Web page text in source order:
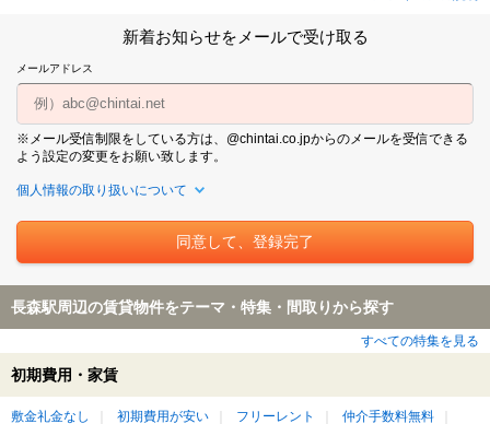
新着お知らせをメールで受け取る
メールアドレス
※メール受信制限をしている方は、@chintai.co.jpからのメールを受信できる
よう設定の変更をお願い致します。
個人情報の取り扱いについて
長森駅周辺の賃貸物件をテーマ・特集・間取りから探す
すべての特集を見る
初期費用・家賃
敷金礼金なし 初期費用が安い フリーレント
仲介手数料無料